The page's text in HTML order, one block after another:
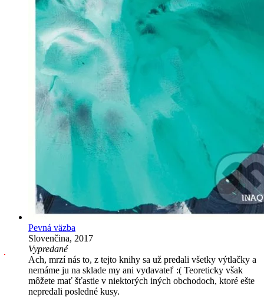
Pevná väzba
Slovenčina, 2017
Vypredané
Ach, mrzí nás to, z tejto knihy sa už predali všetky výtlačky a
nemáme ju na sklade my ani vydavateľ :( Teoreticky však
môžete mať šťastie v niektorých iných obchodoch, ktoré ešte
nepredali posledné kusy.